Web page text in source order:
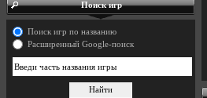
Поиск игр
Поиск игр по названию
Расширенный Google-поиск